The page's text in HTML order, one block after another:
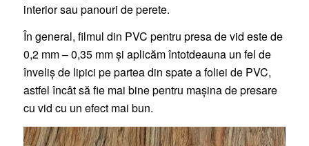
interior sau panouri de perete.
În general, filmul din PVC pentru presa de vid este de
0,2 mm – 0,35 mm și aplicăm întotdeauna un fel de
înveliș de lipici pe partea din spate a foliei de PVC,
astfel încât să fie mai bine pentru mașina de presare
cu vid cu un efect mai bun.